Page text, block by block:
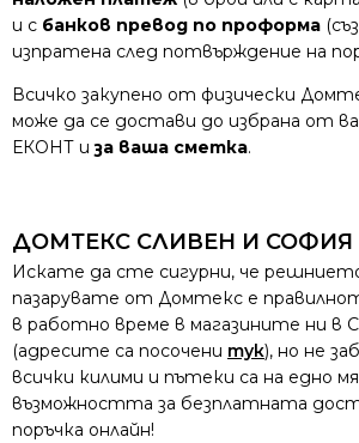
и с банков превод по проформа
изпратена след потвърждение на
Всичко закупено от физически
може да се достави до избрана от
ЕКОНТ иза ваша сметка.
ДОМТЕКС СЛИВЕН И СОФИЯ
Искате да сте сигурни, че
пазарувате от Домтекс е
в работно време в магазините ни в
(адресите са посочени тук), но не
всички килими и пътеки са на едно
възможността за безплатната
поръчка онлайн!